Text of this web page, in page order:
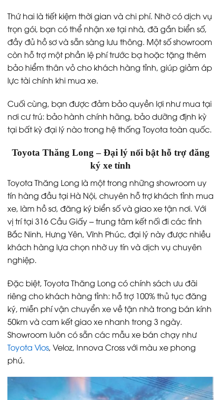
Thứ hai là tiết kiệm thời gian và chi phí. Nhờ có dịch vụ
trọn gói, bạn có thể nhận xe tại nhà, đã gắn biển số,
đầy đủ hồ sơ và sẵn sàng lưu thông. Một số showroom
còn hỗ trợ một phần lệ phí trước bạ hoặc tặng thêm
bảo hiểm thân vỏ cho khách hàng tỉnh, giúp giảm áp
lực tài chính khi mua xe.
Cuối cùng, bạn được đảm bảo quyền lợi như mua tại
nơi cư trú: bảo hành chính hãng, bảo dưỡng định kỳ
tại bất kỳ đại lý nào trong hệ thống Toyota toàn quốc.
Toyota Thăng Long – Đại lý nổi bật hỗ trợ đăng
ký xe tỉnh
Toyota Thăng Long là một trong những showroom uy
tín hàng đầu tại Hà Nội, chuyên hỗ trợ khách tỉnh mua
xe, làm hồ sơ, đăng ký biển số và giao xe tận nơi. Với
vị trí tại 316 Cầu Giấy – trung tâm kết nối đi các tỉnh
Bắc Ninh, Hưng Yên, Vĩnh Phúc, đại lý này được nhiều
khách hàng lựa chọn nhờ uy tín và dịch vụ chuyên
nghiệp.
Đặc biệt, Toyota Thăng Long có chính sách ưu đãi
riêng cho khách hàng tỉnh: hỗ trợ 100% thủ tục đăng
ký, miễn phí vận chuyển xe về tận nhà trong bán kính
50km và cam kết giao xe nhanh trong 3 ngày.
Showroom luôn có sẵn các mẫu xe bán chạy như
Toyota Vios, Veloz, Innova Cross với màu xe phong
phú.